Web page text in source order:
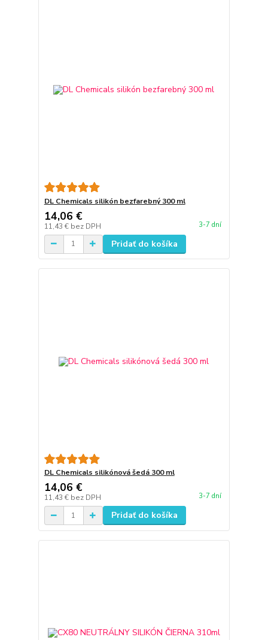
DL Chemicals silikón bezfarebný 300 ml
14,06 €
11,43 € bez DPH 3-7 dní
Pridať do košíka
DL Chemicals silikónová šedá 300 ml
14,06 €
11,43 € bez DPH 3-7 dní
Pridať do košíka